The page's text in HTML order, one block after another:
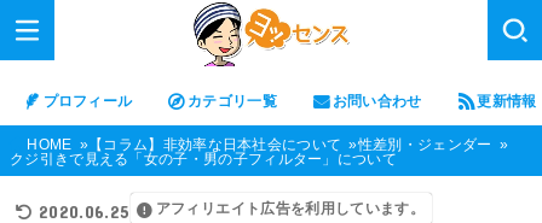
プロフィール カテゴリ一覧 お問い合わせ 更新情報
HOME 【コラム】非効率な日本社会について
性差別・ジェンダー
クジ引きで見える「女の子・男の子フィルター」について
2020.06.25 アフィリエイト広告を利用しています。